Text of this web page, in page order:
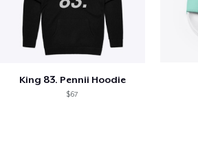
King 83. Pennii Hoodie
$67